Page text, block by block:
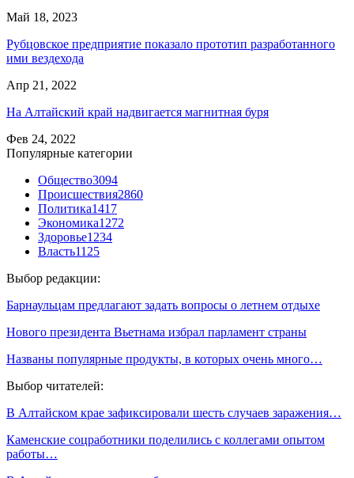
Май 18, 2023
Рубцовское предприятие показало прототип разработанного
ими вездехода
Апр 21, 2022
На Алтайский край надвигается магнитная буря
Фев 24, 2022
Популярные категории
Общество3094
Происшествия2860
Политика1417
Экономика1272
Здоровье1234
Власть1125
Выбор редакции:
Барнаульцам предлагают задать вопросы о летнем отдыхе
Нового президента Вьетнама избрал парламент страны
Названы популярные продукты, в которых очень много…
Выбор читателей:
В Алтайском крае зафиксировали шесть случаев заражения…
Каменские соцработники поделились с коллегами опытом
работы…